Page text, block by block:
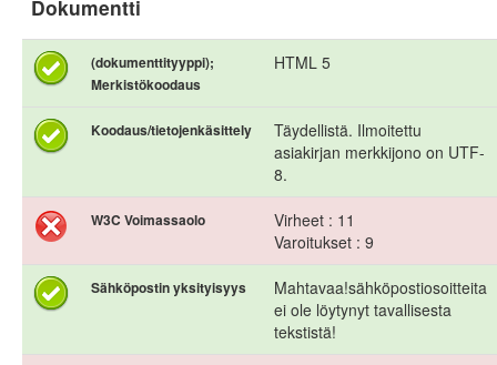
Dokumentti
(dokumenttityyppi);
Merkistökoodaus
HTML 5
Koodaus/tietojenkäsittely
Täydellistä. Ilmoitettu
asiakirjan merkkijono on UTF-
8.
W3C Voimassaolo
Virheet : 11
Varoitukset : 9
Sähköpostin yksityisyys
Mahtavaa!sähköpostiosoitteita
ei ole löytynyt tavallisesta
tekstistä!